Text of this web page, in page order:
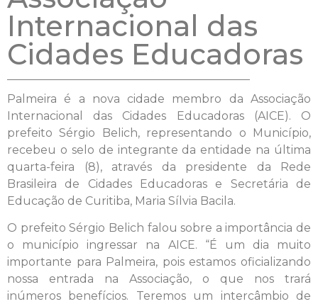
Internacional das
Cidades Educadoras
Palmeira é a nova cidade membro da Associação
Internacional das Cidades Educadoras (AICE). O
prefeito Sérgio Belich, representando o Município,
recebeu o selo de integrante da entidade na última
quarta-feira (8), através da presidente da Rede
Brasileira de Cidades Educadoras e Secretária de
Educação de Curitiba, Maria Sílvia Bacila.
O prefeito Sérgio Belich falou sobre a importância de
o município ingressar na AICE. “É um dia muito
importante para Palmeira, pois estamos oficializando
nossa entrada na Associação, o que nos trará
inúmeros benefícios. Teremos um intercâmbio de